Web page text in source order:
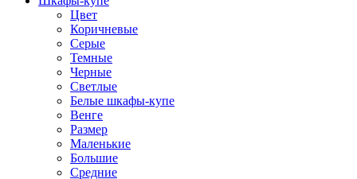
Цвет
Коричневые
Серые
Темные
Черные
Светлые
Белые шкафы-купе
Венге
Размер
Маленькие
Большие
Средние